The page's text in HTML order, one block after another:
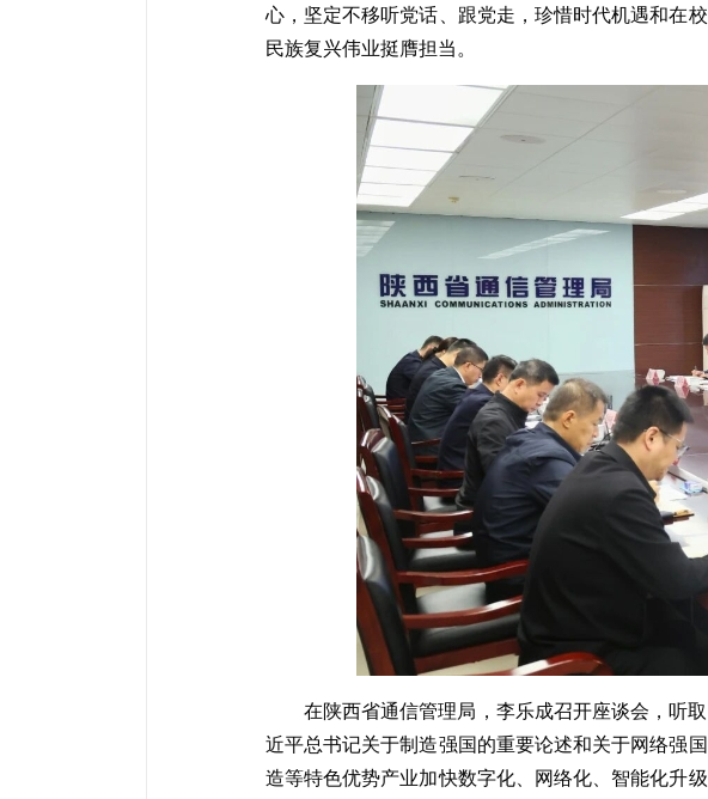
心，坚定不移听党话、跟党走，珍惜时代机遇和在
民族复兴伟业挺膺担当。
在陕西省通信管理局，李乐成召开座谈会，听
近平总书记关于制造强国的重要论述和关于网络强
造等特色优势产业加快数字化、网络化、智能化升